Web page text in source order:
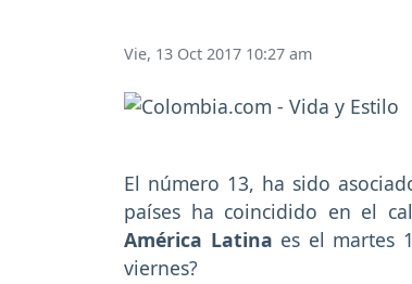
Vie, 13 Oct 2017 10:27 am
El número 13, ha sido
países ha coincidido en el
América Latina es el martes
viernes?